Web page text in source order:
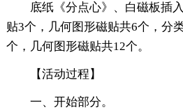
底纸《分点心》、白磁板插
贴3个，几何图形磁贴共6个，分
个，几何图形磁贴共12个。
【活动过程】
一、开始部分。